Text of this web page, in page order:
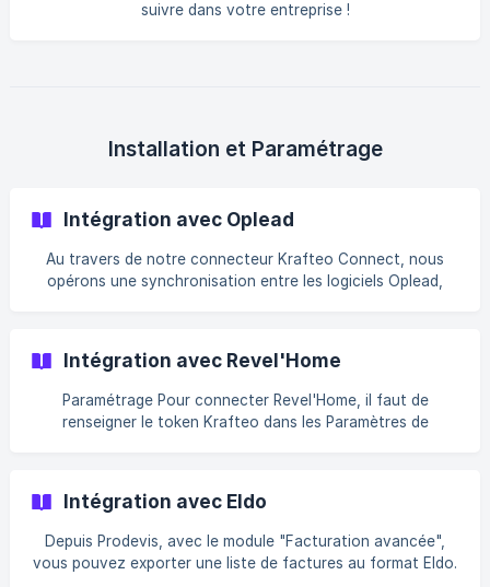
suivre dans votre entreprise !
Installation et Paramétrage
Intégration avec Oplead
Au travers de notre connecteur Krafteo Connect, nous
opérons une synchronisation entre les logiciels Oplead,
Attention : le code client Prodevis est généré par Krafteo.
Nous n'avons aucun moyen de récupérer la nomenclat
Intégration avec Revel'Home
Paramétrage Pour connecter Revel'Home, il faut de
renseigner le token Krafteo dans les Paramètres de
est à renseigner dans le champ Identifiant Krafteo de
Revel'Home. Une fois les solutions connecté, ch
Intégration avec Eldo
Depuis Prodevis, avec le module "Facturation avancée",
vous pouvez exporter une liste de factures au format Eldo.